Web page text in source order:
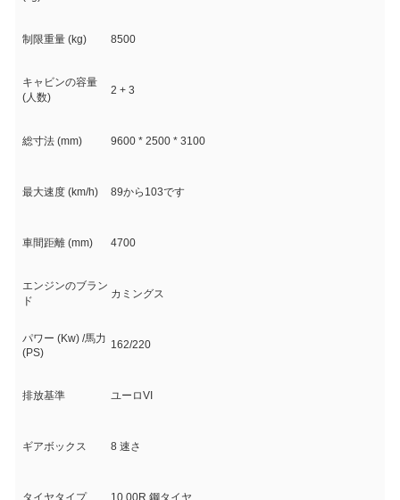
制限重量 (kg) 8500
キャビンの容量
(人数)
2 + 3
総寸法 (mm) 9600 * 2500 * 3100
最大速度 (km/h) 89から103です
車間距離 (mm) 4700
エンジンのブラン
ド
カミングス
パワー (Kw) /馬力
(PS)
162/220
排放基準 ユーロVI
ギアボックス 8 速さ
タイヤタイプ 10.00R 鋼タイヤ